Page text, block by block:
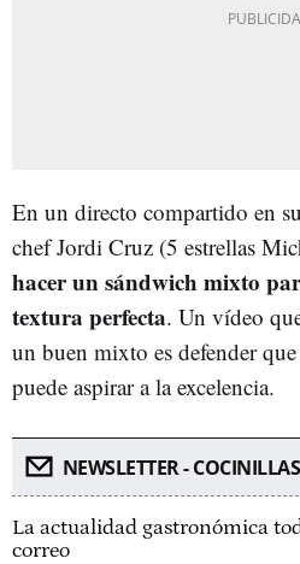
En un directo compartido en
chef Jordi Cruz (5 estrellas
hacer un sándwich mixto
textura perfecta. Un vídeo
un buen mixto es defender
puede aspirar a la excelencia.
NEWSLETTER - COCINILLAS
La actualidad gastronómica
correo